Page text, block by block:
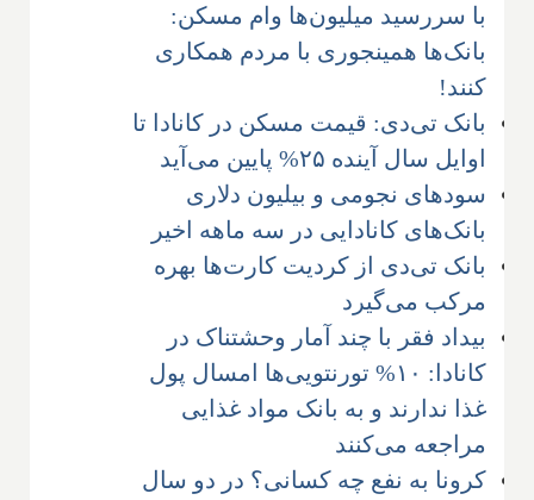
با سررسید میلیون‌ها وام مسکن:
بانک‌ها همینجوری با مردم همکاری
کنند!
بانک تی‌دی: قیمت مسکن در کانادا تا
اوایل سال آینده ۲۵% پایین می‌آید
سودهای نجومی و بیلیون دلاری
بانک‌های کانادایی در سه ماهه اخیر
بانک تی‌دی از کردیت کارت‌ها بهره
مرکب می‌گیرد
بیداد فقر با چند آمار وحشتناک در
کانادا: ۱۰% تورنتویی‌ها امسال پول
غذا ندارند و به بانک مواد غذایی
مراجعه می‌کنند
کرونا به نفع چه کسانی؟ در دو سال